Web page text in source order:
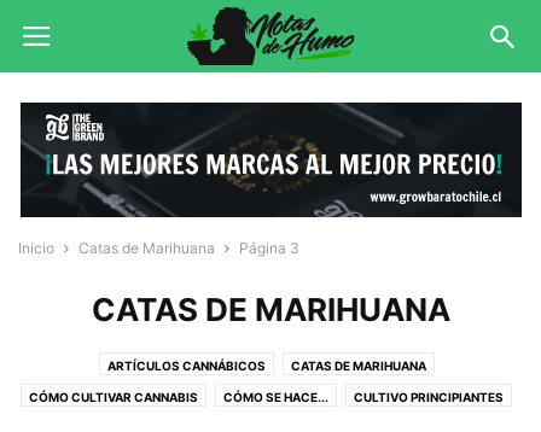
Inicio Catas de Marihuana Página 3
CATAS DE MARIHUANA
ARTÍCULOS CANNÁBICOS CATAS DE MARIHUANA
CÓMO CULTIVAR CANNABIS CÓMO SE HACE... CULTIVO PRINCIPIANTES